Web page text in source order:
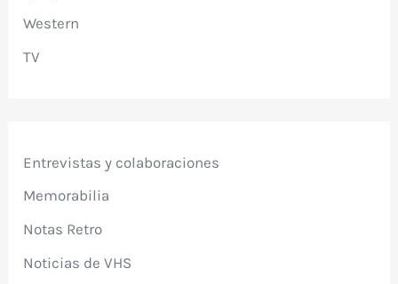
Western
TV
Entrevistas y colaboraciones
Memorabilia
Notas Retro
Noticias de VHS